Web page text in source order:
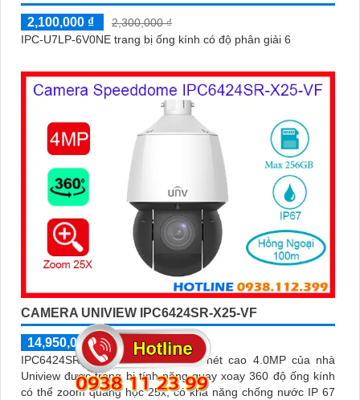
2,100,000 ₫
2,300,000 ₫
IPC-U7LP-6V0NE trang bị ống kính có độ phân giải 6
CAMERA UNIVIEW IPC6424SR-X25-VF
14,950,000 ₫
23,000,000 ₫
IPC6424SR-X25-VF là camera độ nét cao 4.0MP của nhà
Uniview được trang bị tính năng quay xoay 360 độ ống kính
có thể zoom quang học 25x, có khả năng chống nước IP 67